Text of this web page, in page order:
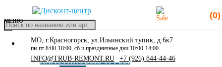
(0)
Поиск
товаров
МЕНЮ
КАТАЛОГ
РАСПРОДАЖА
ПЛАСТИКОВЫЕ ТРУБЫ
МО, г.Красногорск, ул.Ильинский тупик, д.6к7
пн-пт 8:00-18:00, сб и праздничные дни 10:00-14:00
INFO@TRUB-REMONT.RU +7 (926) 844-44-46
Главная »Каталог» Полиэтиленовые фитинги
фитинги (СПИГОТ) »Тройник ПЭ100 SDR11 d225 СПИГОТ
(Полипластик)